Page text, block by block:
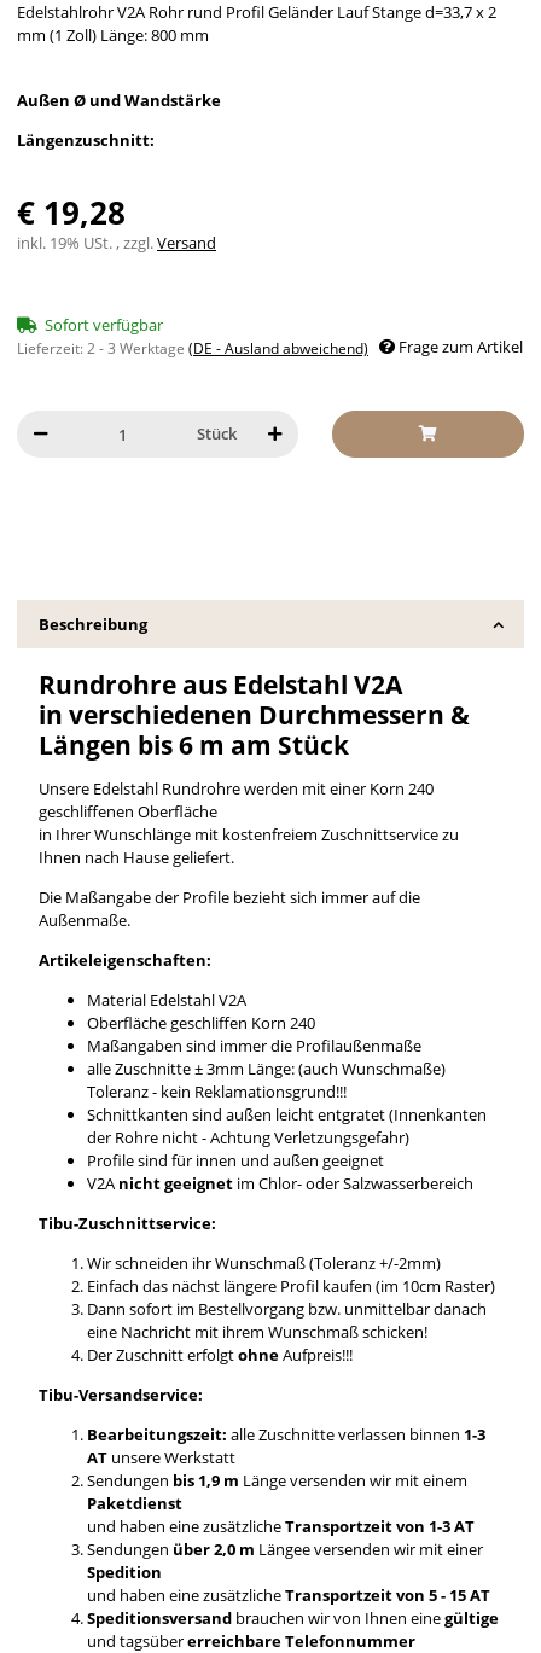
Edelstahlrohr V2A Rohr rund Profil Geländer Lauf Stange d=33,7 x 2
mm (1 Zoll) Länge: 800 mm
Außen Ø und Wandstärke
Längenzuschnitt:
€ 19,28
inkl. 19% USt. , zzgl.Versand
Sofort verfügbar
Lieferzeit:2 - 3 Werktage (DE - Ausland abweichend) Frage zum Artikel
Stück
Beschreibung
Rundrohre aus Edelstahl V2A
in verschiedenen Durchmessern &
Längen bis 6 m am Stück
Unsere Edelstahl Rundrohre werden mit einer Korn 240
geschliffenen Oberfläche
in Ihrer Wunschlänge mit kostenfreiem Zuschnittservice zu
Ihnen nach Hause geliefert.
Die Maßangabe der Profile bezieht sich immer auf die
Außenmaße.
Artikeleigenschaften:
Material Edelstahl V2A
Oberfläche geschliffen Korn 240
Maßangaben sind immer die Profilaußenmaße
alle Zuschnitte ± 3mm Länge: (auch Wunschmaße)
Toleranz - kein Reklamationsgrund!!!
Schnittkanten sind außen leicht entgratet (Innenkanten
der Rohre nicht - Achtung Verletzungsgefahr)
Profile sind für innen und außen geeignet
V2A nicht geeignet im Chlor- oder Salzwasserbereich
Tibu-Zuschnittservice:
Wir schneiden ihr Wunschmaß (Toleranz +/-2mm)
Einfach das nächst längere Profil kaufen (im 10cm Raster)
Dann sofort im Bestellvorgang bzw. unmittelbar danach
eine Nachricht mit ihrem Wunschmaß schicken!
Der Zuschnitt erfolgtohneAufpreis!!!
Tibu-Versandservice:
Bearbeitungszeit: alle Zuschnitte verlassen binnen 1-3
AT unsere Werkstatt
Sendungen bis 1,9 m Länge versenden wir mit einem
Paketdienst
und haben eine zusätzlicheTransportzeit von 1-3 AT
Sendungen über 2,0 m Längee versenden wir mit einer
Spedition
und haben eine zusätzlicheTransportzeit von 5 - 15 AT
Speditionsversandbrauchen wir von Ihnen einegültige
und tagsübererreichbare Telefonnummer